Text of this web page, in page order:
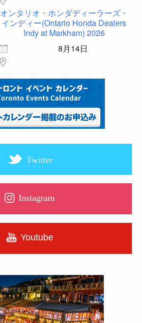
オンタリオ・ホンダディーラーズ・
インディー(Ontario Honda Dealers
Indy at Markham) 2026
8月14日
Twitter
Instagram
Youtube